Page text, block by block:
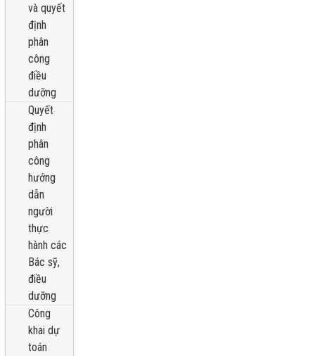
và quyết
định
phân
công
điều
dưỡng
Quyết
định
phân
công
hướng
dẫn
người
thực
hành các
Bác sỹ,
điều
dưỡng
Công
khai dự
toán